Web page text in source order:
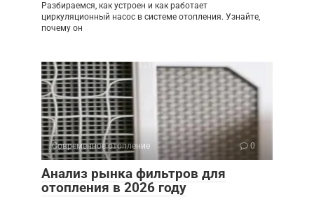
Разбираемся, как устроен и как работает
циркуляционный насос в системе отопления. Узнайте,
почему он
Современное отопление 0
Анализ рынка фильтров для
отопления в 2026 году